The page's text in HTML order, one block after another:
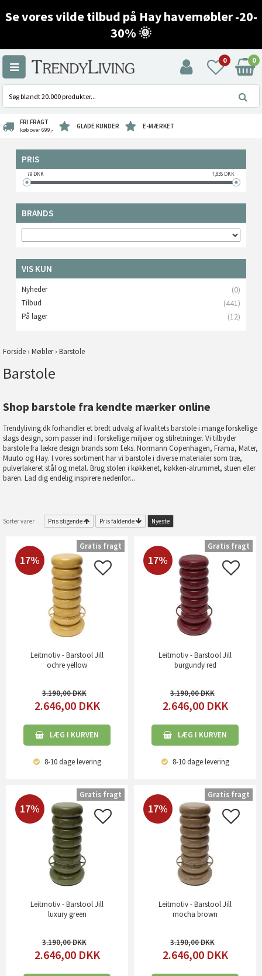
Se vores vilde tilbud på Hay havemøbler -20-
30% 🌞
0 0
FRI FRAGT
køb over 699,- GLADE KUNDER E-MÆRKET
PRIS
79DKK 7,835DKK
BRANDS
VIS KUN
Nyheder (0)
Tilbud (441)
På lager (12)
Forside › Møbler› Barstole
Barstole
Shop barstole fra kendte mærker online
Trendyliving.dk forhandler et bredt udvalg af kvalitets barstole i mange forskellige
slags design, som passer ind i forskellige miljøer og stilretninger. Vi tilbyder
barstole fra lækre design brands som f.eks. Normann Copenhagen, Frama, Mater,
Muuto og Hay. I vores sortiment har vi barstole i diverse materialer som træ,
pulverlakeret stål og metal. Brug stolen i køkkenet, køkken-alrummet, stuen eller
baren. Lad dig endelig inspirere nedenfor...
Sorter varer Pris stigende Pris faldende Nyeste
17%
Leitmotiv - Barstool Jill
ochre yellow
3.190,00
2.646,00 DKK
LÆG I KURVEN
8-10 dagelevering
Gratis fragt
17%
Leitmotiv - Barstool Jill
burgundy red
3.190,00
2.646,00 DKK
LÆG I KURVEN
8-10 dagelevering
Gratis fragt
17%
Leitmotiv - Barstool Jill
luxury green
3.190,00
2.646,00 DKK
Gratis fragt
17%
Leitmotiv - Barstool Jill
mocha brown
3.190,00
2.646,00 DKK
Gratis fragt